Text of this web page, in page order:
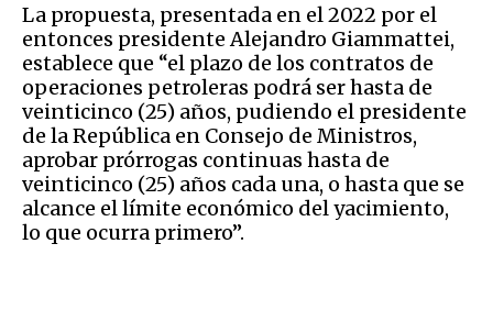
La propuesta, presentada en el 2022 por el
entonces presidente Alejandro Giammattei,
establece que “el plazo de los contratos de
operaciones petroleras podrá ser hasta de
veinticinco (25) años, pudiendo el presidente
de la República en Consejo de Ministros,
aprobar prórrogas continuas hasta de
veinticinco (25) años cada una, o hasta que se
alcance el límite económico del yacimiento,
lo que ocurra primero”.